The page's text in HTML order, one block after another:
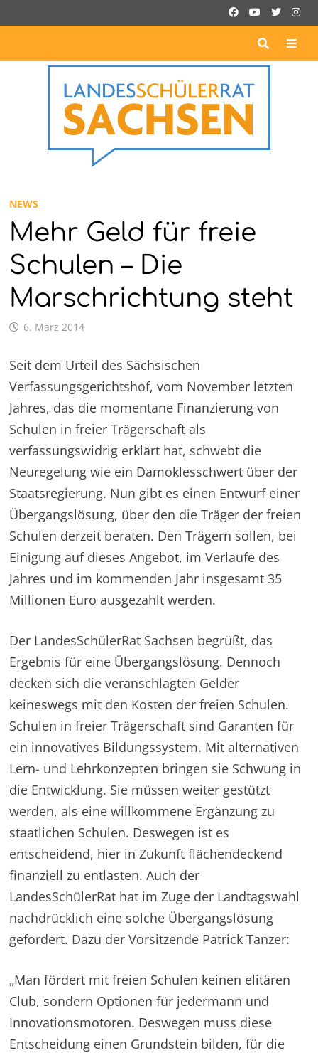
zum
NEWS
Mehr Geld für freie
Schulen – Die
Marschrichtung steht
6. März 2014
Seit dem Urteil des Sächsischen
Verfassungsgerichtshof, vom November letzten
Jahres, das die momentane Finanzierung von
Schulen in freier Trägerschaft als
verfassungswidrig erklärt hat, schwebt die
Neuregelung wie ein Damoklesschwert über der
Staatsregierung. Nun gibt es einen Entwurf einer
Übergangslösung, über den die Träger der freien
Schulen derzeit beraten. Den Trägern sollen, bei
Einigung auf dieses Angebot, im Verlaufe des
Jahres und im kommenden Jahr insgesamt 35
Millionen Euro ausgezahlt werden.
Der LandesSchülerRat Sachsen begrüßt, das
Ergebnis für eine Übergangslösung. Dennoch
decken sich die veranschlagten Gelder
keineswegs mit den Kosten der freien Schulen.
Schulen in freier Trägerschaft sind Garanten für
ein innovatives Bildungssystem. Mit alternativen
Lern- und Lehrkonzepten bringen sie Schwung in
die Entwicklung. Sie müssen weiter gestützt
werden, als eine willkommene Ergänzung zu
staatlichen Schulen. Deswegen ist es
entscheidend, hier in Zukunft flächendeckend
finanziell zu entlasten. Auch der
LandesSchülerRat hat im Zuge der Landtagswahl
nachdrücklich eine solche Übergangslösung
gefordert. Dazu der Vorsitzende Patrick Tanzer:
„Man fördert mit freien Schulen keinen elitären
Club, sondern Optionen für jedermann und
Innovationsmotoren. Deswegen muss diese
Entscheidung einen Grundstein bilden, für die